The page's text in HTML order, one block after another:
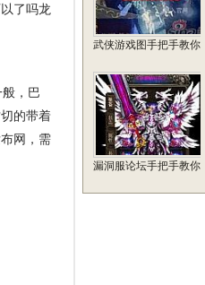
了吗龙
，巴
的带着
网，需
武侠游戏图手把手教你
漏洞服论坛手把手教你